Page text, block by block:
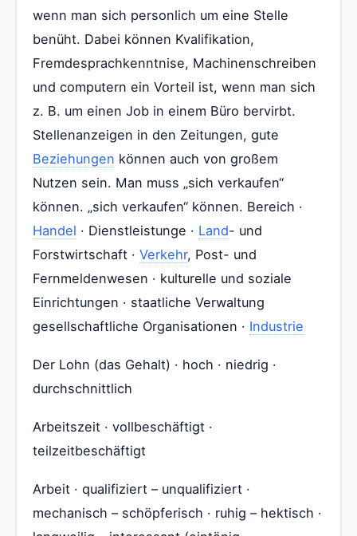
wenn man sich personlich um eine Stelle
benüht. Dabei können Kvalifikation,
Fremdesprachkenntnise, Machinenschreiben
und computern ein Vorteil ist, wenn man sich
z. B. um einen Job in einem Büro bervirbt.
Stellenanzeigen in den Zeitungen, gute
Beziehungen können auch von großem
Nutzen sein. Man muss „sich verkaufen“
können. „sich verkaufen“ können. Bereich ·
Handel · Dienstleistunge · Land- und
Forstwirtschaft · Verkehr, Post- und
Fernmeldenwesen · kulturelle und soziale
Einrichtungen · staatliche Verwaltung
gesellschaftliche Organisationen · Industrie
Der Lohn (das Gehalt) · hoch · niedrig ·
durchschnittlich
Arbeitszeit · vollbeschäftigt ·
teilzeitbeschäftigt
Arbeit · qualifiziert – unqualifiziert ·
mechanisch – schöpferisch · ruhig – hektisch ·